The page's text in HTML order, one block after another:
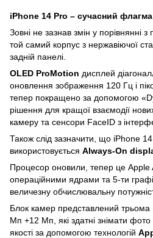
iPhone 14 Pro – сучасний
Зовні не зазнав змін у порівнянні
той самий корпус з нержавіючої
задній панелі.
OLED ProMotion дисплей
оновлення зображення 120 Гц і
тепер покращено за допомогою
рішення для кращої взаємодії
камеру та сенсори FaceID з
Також слід зазначити, що iPhone
використовується Always-On
Процесор оновили, тепер це Apple
операційними ядрами та 5-ти
величезну обчислювальну
Блок камер представлений
Мп +12 Мп, які здатні знімати фото
якості за допомогою технологій